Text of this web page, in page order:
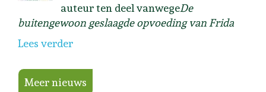
auteur ten deel vanwegeDe
buitengewoon geslaagde opvoeding van Frida
Lees verder
Meer nieuws